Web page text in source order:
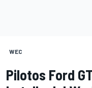
WEC
Pilotos Ford